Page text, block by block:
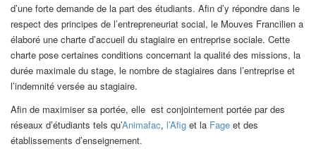
d’une forte demande de la part des étudiants. Afin d’y répondre dans le
respect des principes de l’entrepreneuriat social, le Mouves Francilien a
élaboré une charte d’accueil du stagiaire en entreprise sociale. Cette
charte pose certaines conditions concernant la qualité des missions, la
durée maximale du stage, le nombre de stagiaires dans l’entreprise et
l’indemnité versée au stagiaire.
Afin de maximiser sa portée, elle est conjointement portée par des
réseaux d’étudiants tels qu’Animafac, l’Afig et la Fage et des
établissements d’enseignement.